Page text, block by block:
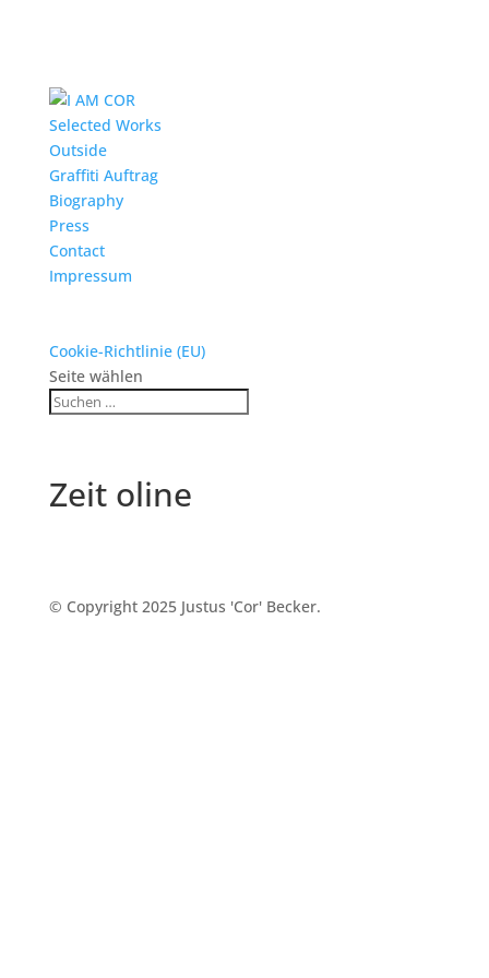
Selected Works
Outside
Graffiti Auftrag
Biography
Press
Contact
Impressum
Cookie-Richtlinie (EU)
Seite wählen
Zeit oline
© Copyright 2025 Justus 'Cor' Becker.